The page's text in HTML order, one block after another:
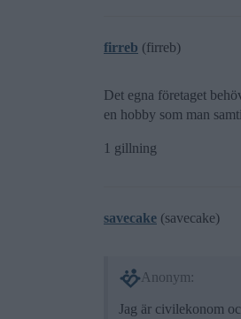
firreb (firreb)
Det egna företaget
en hobby som man
1 gillning
savecake (savecake)
Anonym:
Jag är civilekonom